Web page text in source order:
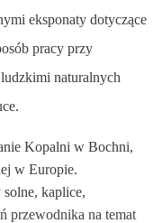
eksponaty dotyczące
pracy przy
naturalnych
Kopalni w Bochni,
w Europie.
kaplice,
przewodnika na temat